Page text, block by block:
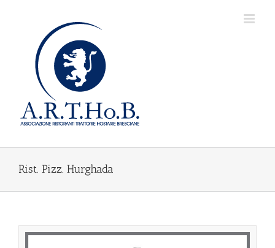
Rist. Pizz. Hurghada